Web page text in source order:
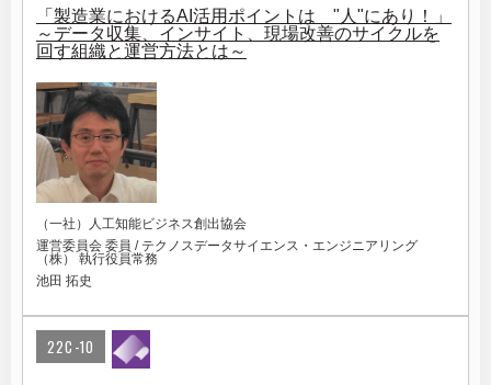
「製造業におけるAI活用ポイントは "人"にあり！」
～データ収集、インサイト、現場改善のサイクルを
回す組織と運営方法とは～
（一社）人工知能ビジネス創出協会
運営委員会 委員 / テクノスデータサイエンス・エンジニアリング
（株） 執行役員常務
池田 拓史
22C-10